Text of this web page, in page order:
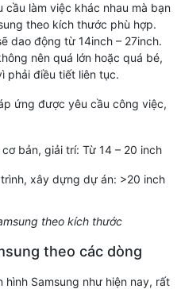
làm việc khác nhau mà bạn
theo kích thước phù hợp.
dao động từ 14inch – 27inch.
nên quá lớn hoặc quá bé,
phải điều tiết liên tục.
ứng được yêu cầu công việc,
bản, giải trí: Từ 14 – 20 inch
xây dựng dự án: >20 inch
theo kích thước
theo các dòng
hình Samsung như hiện nay, rất